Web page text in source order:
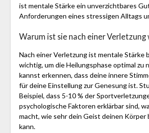
ist mentale Stärke ein unverzichtbares
Anforderungen eines stressigen Alltags
Warum ist sie nach einer Verletzung
Nach einer Verletzung ist mentale Stärke
wichtig, um die Heilungsphase optimal zu
kannst erkennen, dass deine innere
für deine Einstellung zur Genesung ist.
Beispiel, dass 5-10 % der
psychologische Faktoren erklärbar sind,
macht, wie sehr dein Geist deinen Körper
kann.